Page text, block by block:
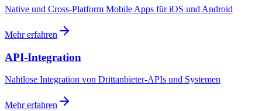
Native und Cross-Platform Mobile Apps für iOS und Android
Mehr erfahren
API-Integration
Nahtlose Integration von Drittanbieter-APIs und Systemen
Mehr erfahren